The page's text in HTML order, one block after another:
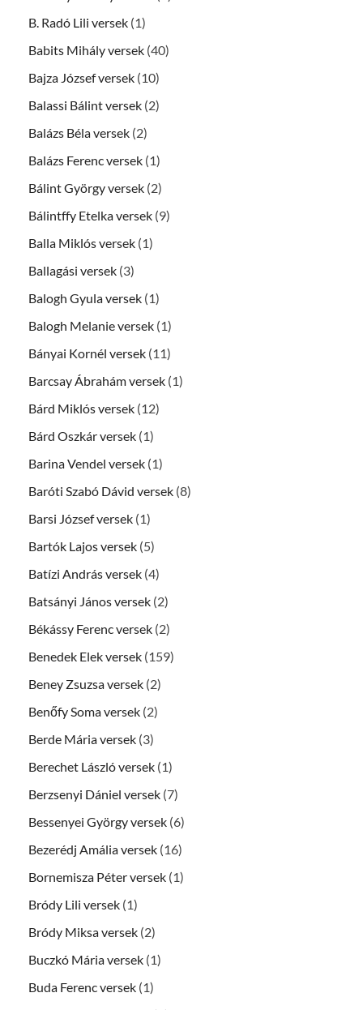
B. Radó Lili versek (1)
Babits Mihály versek (40)
Bajza József versek (10)
Balassi Bálint versek (2)
Balázs Béla versek (2)
Balázs Ferenc versek (1)
Bálint György versek (2)
Bálintffy Etelka versek (9)
Balla Miklós versek (1)
Ballagási versek (3)
Balogh Gyula versek (1)
Balogh Melanie versek (1)
Bányai Kornél versek (11)
Barcsay Ábrahám versek (1)
Bárd Miklós versek (12)
Bárd Oszkár versek (1)
Barina Vendel versek (1)
Baróti Szabó Dávid versek (8)
Barsi József versek (1)
Bartók Lajos versek (5)
Batízi András versek (4)
Batsányi János versek (2)
Békássy Ferenc versek (2)
Benedek Elek versek (159)
Beney Zsuzsa versek (2)
Benőfy Soma versek (2)
Berde Mária versek (3)
Berechet László versek (1)
Berzsenyi Dániel versek (7)
Bessenyei György versek (6)
Bezerédj Amália versek (16)
Bornemisza Péter versek (1)
Bródy Lili versek (1)
Bródy Miksa versek (2)
Buczkó Mária versek (1)
Buda Ferenc versek (1)